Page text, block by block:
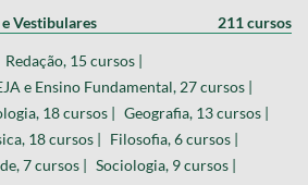
Vestibulares 211 cursos
Redação, 15 cursos |
e Ensino Fundamental, 27 cursos |
18 cursos | Geografia, 13 cursos |
18 cursos | Filosofia, 6 cursos |
7 cursos | Sociologia, 9 cursos |